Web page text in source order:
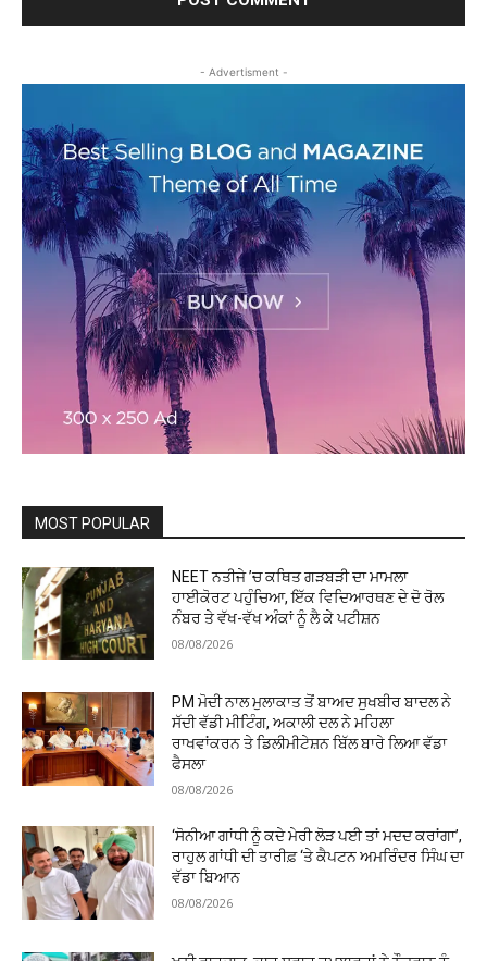
- Advertisment -
MOST POPULAR
NEET ਨਤੀਜੇ ’ਚ ਕਥਿਤ ਗੜਬੜੀ ਦਾ ਮਾਮਲਾ
ਹਾਈਕੋਰਟ ਪਹੁੰਚਿਆ, ਇੱਕ ਵਿਦਿਆਰਥਣ ਦੇ ਦੋ ਰੋਲ
ਨੰਬਰ ਤੇ ਵੱਖ-ਵੱਖ ਅੰਕਾਂ ਨੂੰ ਲੈ ਕੇ ਪਟੀਸ਼ਨ
08/08/2026
PM ਮੋਦੀ ਨਾਲ ਮੁਲਾਕਾਤ ਤੋਂ ਬਾਅਦ ਸੁਖਬੀਰ ਬਾਦਲ ਨੇ
ਸੱਦੀ ਵੱਡੀ ਮੀਟਿੰਗ, ਅਕਾਲੀ ਦਲ ਨੇ ਮਹਿਲਾ
ਰਾਖਵਾਂਕਰਨ ਤੇ ਡਿਲੀਮੀਟੇਸ਼ਨ ਬਿੱਲ ਬਾਰੇ ਲਿਆ ਵੱਡਾ
ਫੈਸਲਾ
08/08/2026
‘ਸੋਨੀਆ ਗਾਂਧੀ ਨੂੰ ਕਦੇ ਮੇਰੀ ਲੋੜ ਪਈ ਤਾਂ ਮਦਦ ਕਰਾਂਗਾ’,
ਰਾਹੁਲ ਗਾਂਧੀ ਦੀ ਤਾਰੀਫ਼ ‘ਤੇ ਕੈਪਟਨ ਅਮਰਿੰਦਰ ਸਿੰਘ ਦਾ
ਵੱਡਾ ਬਿਆਨ
08/08/2026